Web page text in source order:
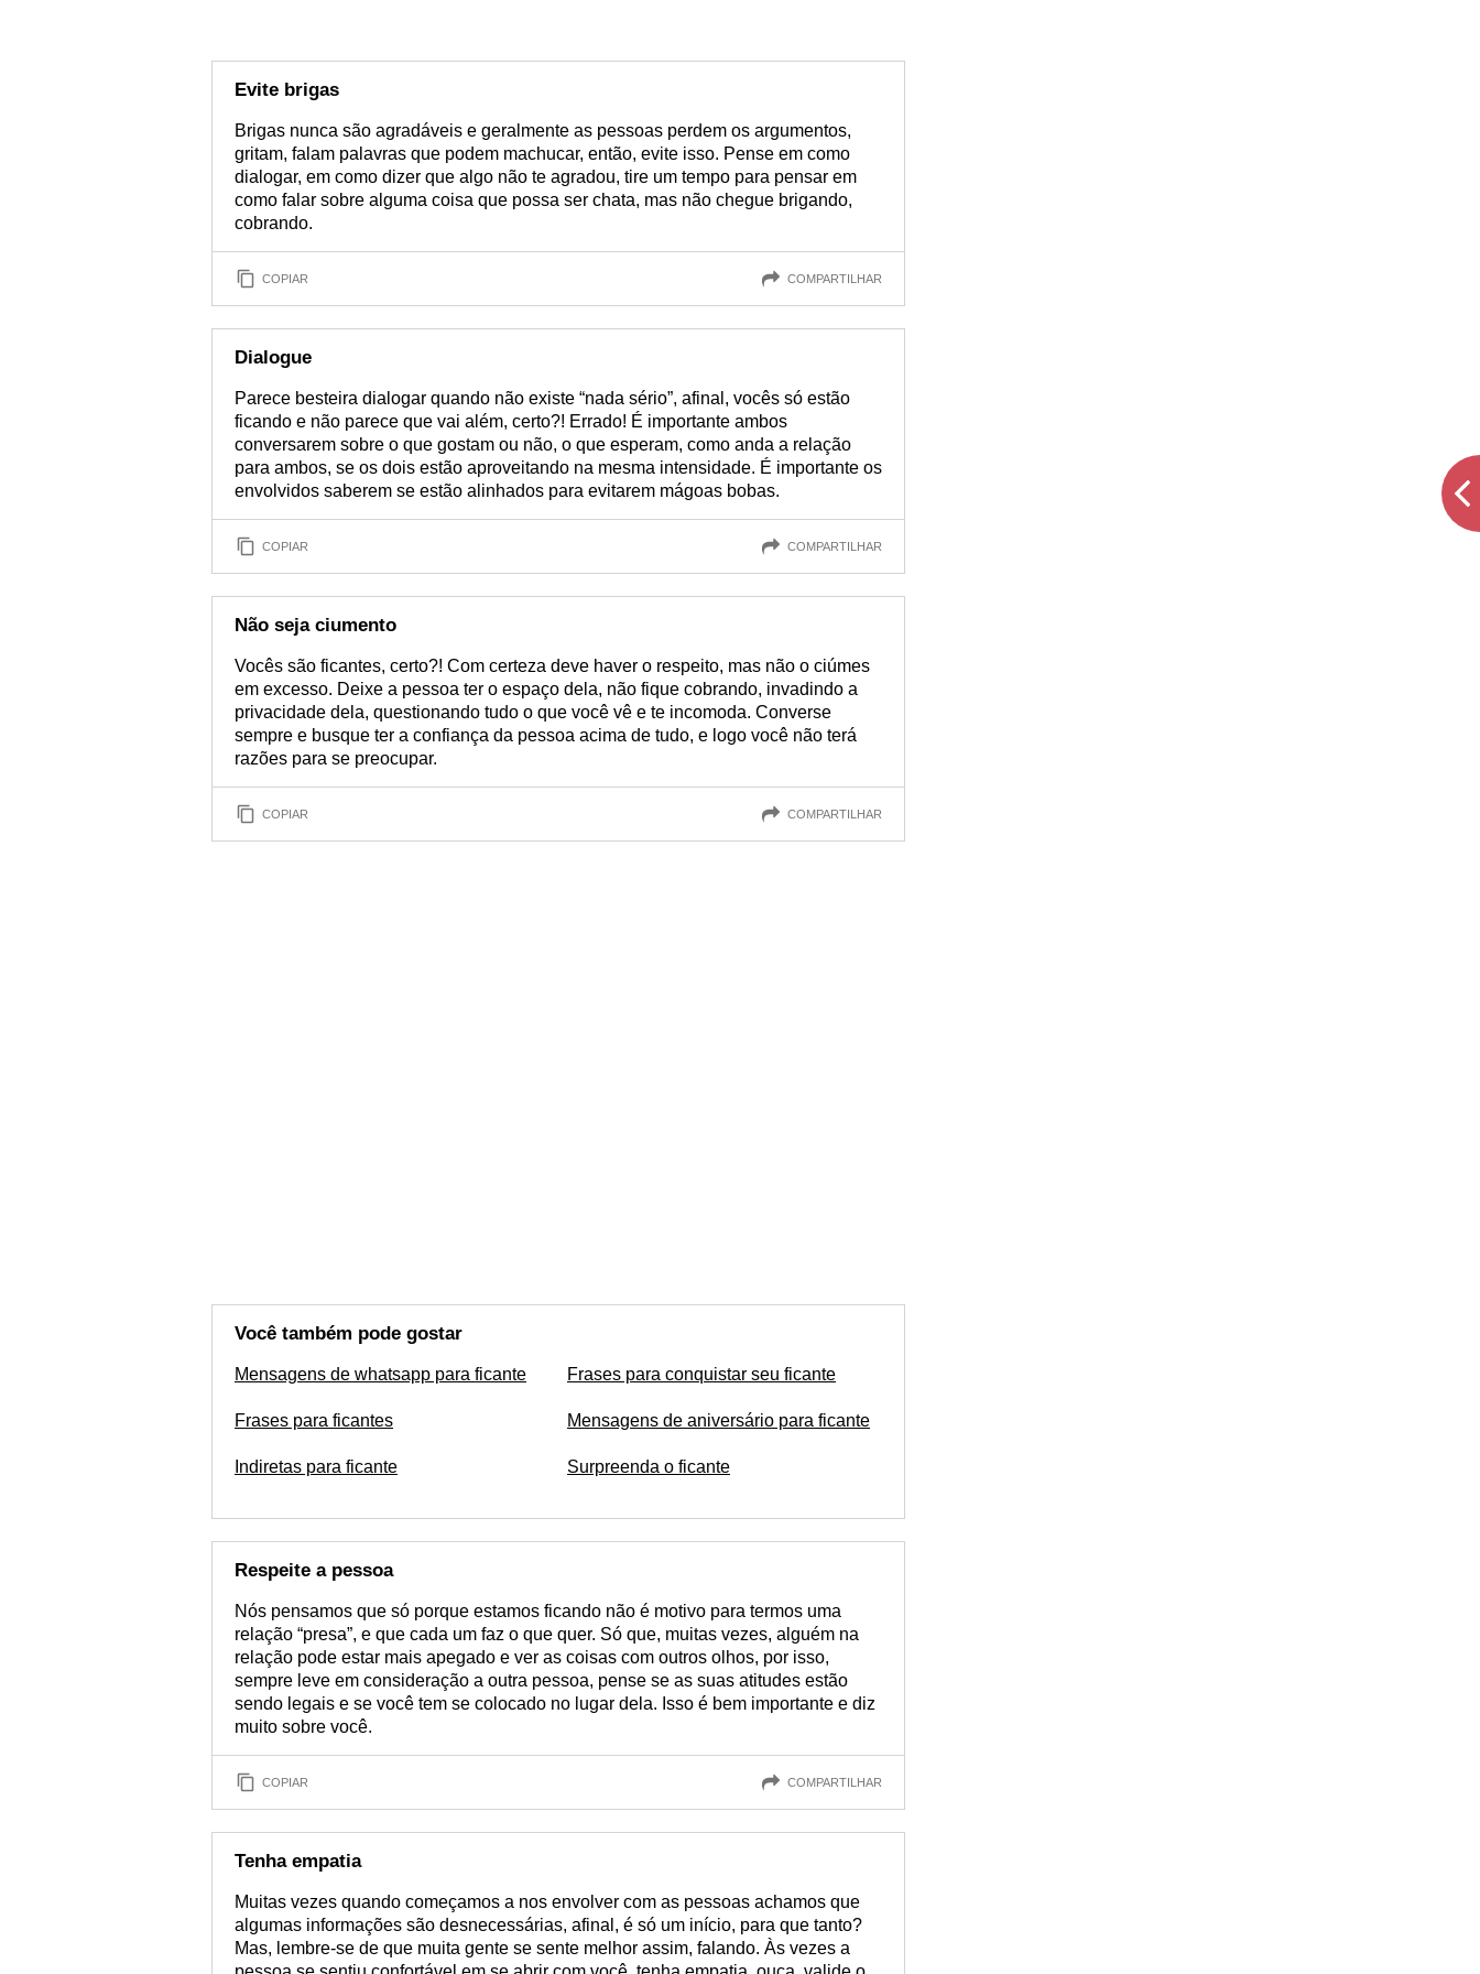
Evite brigas
Brigas nunca são agradáveis e geralmente as pessoas perdem os argumentos,
gritam, falam palavras que podem machucar, então, evite isso. Pense em como
dialogar, em como dizer que algo não te agradou, tire um tempo para pensar em
como falar sobre alguma coisa que possa ser chata, mas não chegue brigando,
cobrando.
COPIAR COMPARTILHAR
Dialogue
Parece besteira dialogar quando não existe “nada sério”, afinal, vocês só estão
ficando e não parece que vai além, certo?! Errado! É importante ambos
conversarem sobre o que gostam ou não, o que esperam, como anda a relação
para ambos, se os dois estão aproveitando na mesma intensidade. É importante os
envolvidos saberem se estão alinhados para evitarem mágoas bobas.
COPIAR COMPARTILHAR
Não seja ciumento
Vocês são ficantes, certo?! Com certeza deve haver o respeito, mas não o ciúmes
em excesso. Deixe a pessoa ter o espaço dela, não fique cobrando, invadindo a
privacidade dela, questionando tudo o que você vê e te incomoda. Converse
sempre e busque ter a confiança da pessoa acima de tudo, e logo você não terá
razões para se preocupar.
COPIAR COMPARTILHAR
Você também pode gostar
Mensagens de whatsapp para ficante
Frases para ficantes
Indiretas para ficante
Frases para conquistar seu ficante
Mensagens de aniversário para ficante
Surpreenda o ficante
Respeite a pessoa
Nós pensamos que só porque estamos ficando não é motivo para termos uma
relação “presa”, e que cada um faz o que quer. Só que, muitas vezes, alguém na
relação pode estar mais apegado e ver as coisas com outros olhos, por isso,
sempre leve em consideração a outra pessoa, pense se as suas atitudes estão
sendo legais e se você tem se colocado no lugar dela. Isso é bem importante e diz
muito sobre você.
COPIAR COMPARTILHAR
Tenha empatia
Muitas vezes quando começamos a nos envolver com as pessoas achamos que
algumas informações são desnecessárias, afinal, é só um início, para que tanto?
Mas, lembre-se de que muita gente se sente melhor assim, falando. Às vezes a